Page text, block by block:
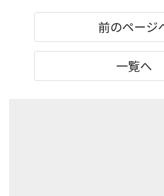
前のページ
一覧へ